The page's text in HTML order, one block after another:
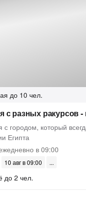
до 10 чел.
с разных ракурсов
с городом, который
Египта
в 09:00
10 авг в 09:00
до 2 чел.